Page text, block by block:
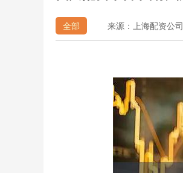
全部 来源：上海配资公司